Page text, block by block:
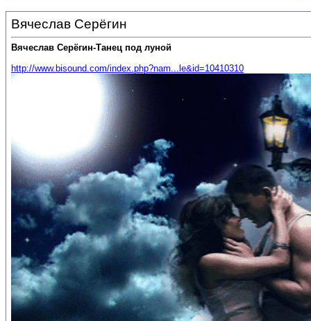
Вячеслав Серёгин
Вячеслав Серёгин-Танец под луной
http://www.bisound.com/index.php?nam...le&id=10410310